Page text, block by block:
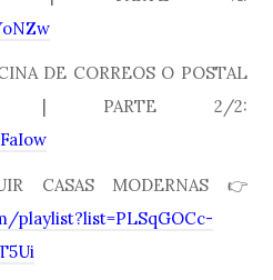
DE CORREOS O POSTAL
| PARTE 2/2:
CASAS MODERNAS 👉
playlist?list=PLSqGOCc-